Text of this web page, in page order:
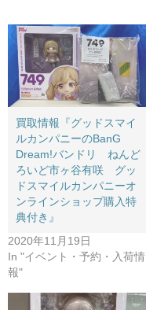
買取情報『グッドスマイ
ルカンパニーのBanG ​
Dream!バンドリ ねんど
ろいど市ヶ谷有咲 グッ
ドスマイルカンパニーオ
ンラインショップ購入特
典付き』
2020年11月19日
In "イベント・予約・入荷情
報"